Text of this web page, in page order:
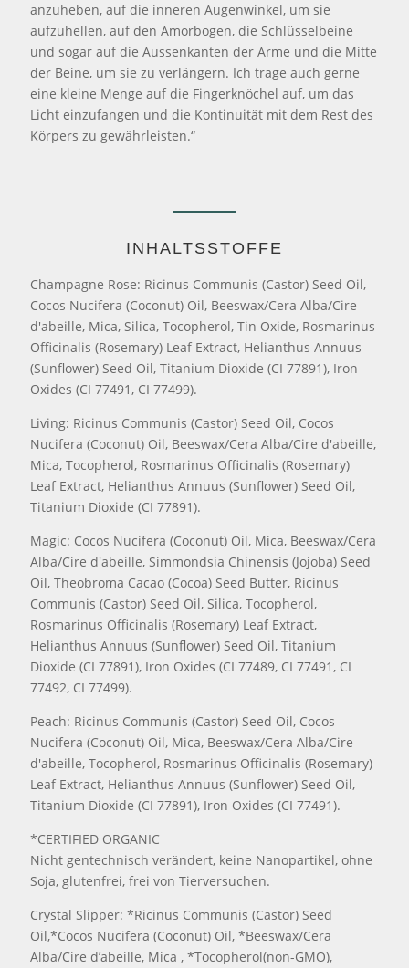
anzuheben, auf die inneren Augenwinkel, um sie
aufzuhellen, auf den Amorbogen, die Schlüsselbeine
und sogar auf die Aussenkanten der Arme und die Mitte
der Beine, um sie zu verlängern. Ich trage auch gerne
eine kleine Menge auf die Fingerknöchel auf, um das
Licht einzufangen und die Kontinuität mit dem Rest des
Körpers zu gewährleisten.“
INHALTSSTOFFE
Champagne Rose: Ricinus Communis (Castor) Seed Oil,
Cocos Nucifera (Coconut) Oil, Beeswax/Cera Alba/Cire
d'abeille, Mica, Silica, Tocopherol, Tin Oxide, Rosmarinus
Officinalis (Rosemary) Leaf Extract, Helianthus Annuus
(Sunflower) Seed Oil, Titanium Dioxide (CI 77891), Iron
Oxides (CI 77491, CI 77499).
Living: Ricinus Communis (Castor) Seed Oil, Cocos
Nucifera (Coconut) Oil, Beeswax/Cera Alba/Cire d'abeille,
Mica, Tocopherol, Rosmarinus Officinalis (Rosemary)
Leaf Extract, Helianthus Annuus (Sunflower) Seed Oil,
Titanium Dioxide (CI 77891).
Magic: Cocos Nucifera (Coconut) Oil, Mica, Beeswax/Cera
Alba/Cire d'abeille, Simmondsia Chinensis (Jojoba) Seed
Oil, Theobroma Cacao (Cocoa) Seed Butter, Ricinus
Communis (Castor) Seed Oil, Silica, Tocopherol,
Rosmarinus Officinalis (Rosemary) Leaf Extract,
Helianthus Annuus (Sunflower) Seed Oil, Titanium
Dioxide (CI 77891), Iron Oxides (CI 77489, CI 77491, CI
77492, CI 77499).
Peach: Ricinus Communis (Castor) Seed Oil, Cocos
Nucifera (Coconut) Oil, Mica, Beeswax/Cera Alba/Cire
d'abeille, Tocopherol, Rosmarinus Officinalis (Rosemary)
Leaf Extract, Helianthus Annuus (Sunflower) Seed Oil,
Titanium Dioxide (CI 77891), Iron Oxides (CI 77491).
*CERTIFIED ORGANIC
Nicht gentechnisch verändert, keine Nanopartikel, ohne
Soja, glutenfrei, frei von Tierversuchen.
Crystal Slipper: *Ricinus Communis (Castor) Seed
Oil,*Cocos Nucifera (Coconut) Oil, *Beeswax/Cera
Alba/Cire d’abeille, Mica , *Tocopherol(non-GMO),